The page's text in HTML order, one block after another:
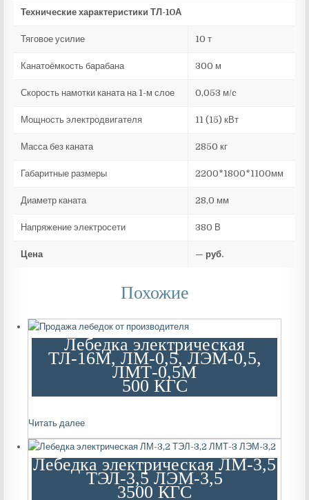
Технические характеристики ТЛ-10А
Тяговое усилие 10 т
Канатоёмкость барабана 300 м
Скорость намотки каната на 1-м слое 0,053 м/c
Мощность электродвигателя 11 (15) кВт
Масса без каната 2850 кг
Габаритные размеры 2200*1800*1100мм
Диаметр каната 28,0 мм
Напряжение электросети 380 В
Цена — руб.
Похожие
Лебедка электрическая
ТЛ-16М, ЛМ-0,5, ЛЭМ-0,5,
ЛМТ-0,5М
500 КГС
Читать далее
Лебедка электрическая ЛМ-3,5
ТЭЛ-3,5 ЛЭМ-3,5
3500 КГС